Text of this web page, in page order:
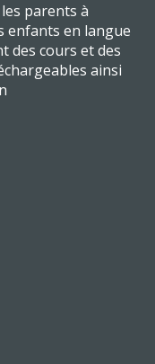
parents à
enfants en langue
des cours et des
ainsi